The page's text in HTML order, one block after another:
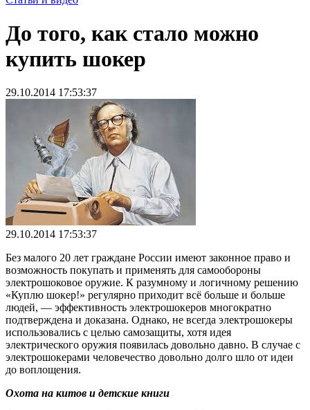
До того, как стало можно
купить шокер
29.10.2014 17:53:37
29.10.2014 17:53:37
Без малого 20 лет граждане России имеют законное право и
возможность покупать и применять для самообороны
электрошоковое оружие. К разумному и логичному решению
«Куплю шокер!» регулярно приходит всё больше и больше
людей, — эффективность электрошокеров многократно
подтверждена и доказана. Однако, не всегда электрошокеры
использовались с целью самозащиты, хотя идея
электрического оружия появилась довольно давно. В случае с
электрошокерами человечество довольно долго шло от идеи
до воплощения.
Охота на китов и детские книги